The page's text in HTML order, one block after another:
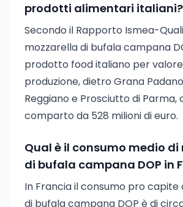
prodotti alimentari italiani?
Secondo il Rapporto Ismea-
mozzarella di bufala campana
prodotto food italiano per
produzione, dietro Grana
Reggiano e Prosciutto di Parma,
comparto da 528 milioni di euro.
Qual è il consumo medio di
di bufala campana DOP in
In Francia il consumo pro capite
di bufala campana DOP è di